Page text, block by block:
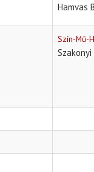
Hamvas
Szín-Mű-